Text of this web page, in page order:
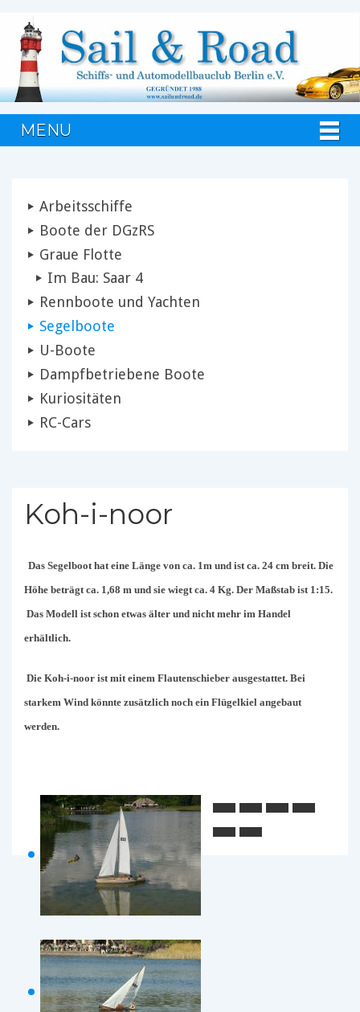
MENU
Arbeitsschiffe
Boote der DGzRS
Graue Flotte
Im Bau: Saar 4
Rennboote und Yachten
Segelboote
U-Boote
Dampfbetriebene Boote
Kuriositäten
RC-Cars
Koh-i-noor
Das Segelboot hat eine Länge von ca. 1m und ist ca. 24 cm breit. Die
Höhe beträgt ca. 1,68 m und sie wiegt ca. 4 Kg. Der Maßstab ist 1:15.
Das Modell ist schon etwas älter und nicht mehr im Handel
erhältlich.
Die Koh-i-noor ist mit einem Flautenschieber ausgestattet. Bei
starkem Wind könnte zusätzlich noch ein Flügelkiel angebaut
werden.